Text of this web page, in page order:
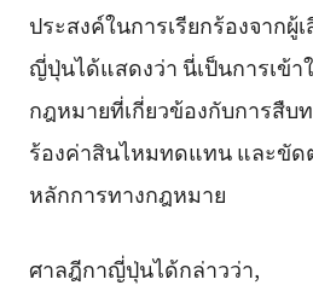
ประสงค์ในการเรียกร้องจากผู้
ญี่ปุ่นได้แสดงว่า นี่เป็นการเข้า
กฎหมายที่เกี่ยวข้องกับการสืบ
ร้องค่าสินไหมทดแทน และขั
หลักการทางกฎหมาย
ศาลฎีกาญี่ปุ่นได้กล่าวว่า,